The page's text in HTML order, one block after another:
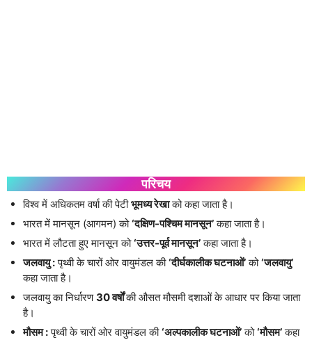
परिचय
विश्व में अधिकतम वर्षा की पेटीभूमध्य रेखाको कहा जाता है।
भारत में मानसून (आगमन) को‘दक्षिण-पश्चिम मानसून’कहा जाता है।
भारत में लौटता हुए मानसून को‘उत्तर-पूर्व मानसून’कहा जाता है।
जलवायु :पृथ्वी के चारों ओर वायुमंडल की‘दीर्घकालीक घटनाओं’को‘जलवायु’
कहा जाता है।
जलवायु का निर्धारण 30 वर्षोंकी औसत मौसमी दशाओं के आधार पर किया जाता
है।
मौसम :पृथ्वी के चारों ओर वायुमंडल की‘अल्पकालीक घटनाओं’को‘मौसम’कहा